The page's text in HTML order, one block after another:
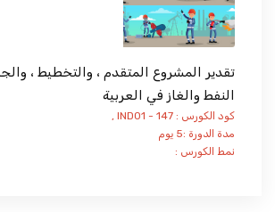
تقدير المشروع المتقدم ، والتخطيط ،
النفط والغاز في العربية
كود الكورس : IND01 - 147 ,
مدة الدورة :5 يوم
نمط الكورس :